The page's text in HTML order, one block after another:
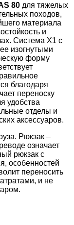
80 для тяжелых
походов,
материала
и
Система X1 с
изогнутыми
форму
благодаря
переноску
удобства
отделы и
аксессуаров.
Рюкзак –
означает
рюкзак с
особенностей
переносить
и не